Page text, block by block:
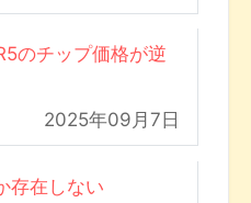
のチップ価格が逆
2025年09月7日
存在しない